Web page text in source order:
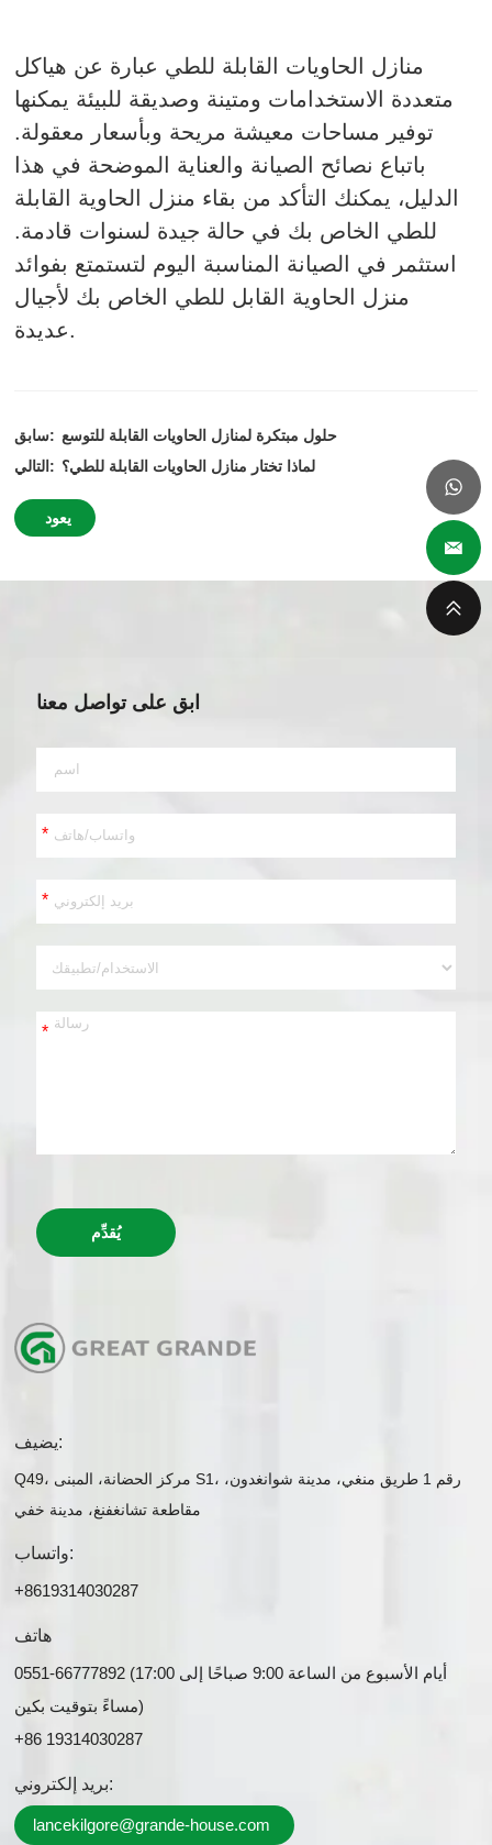
منازل الحاويات القابلة للطي عبارة عن هياكل
متعددة الاستخدامات ومتينة وصديقة للبيئة يمكنها
توفير مساحات معيشة مريحة وبأسعار معقولة.
باتباع نصائح الصيانة والعناية الموضحة في هذا
الدليل، يمكنك التأكد من بقاء منزل الحاوية القابلة
للطي الخاص بك في حالة جيدة لسنوات قادمة.
استثمر في الصيانة المناسبة اليوم لتستمتع بفوائد
منزل الحاوية القابل للطي الخاص بك لأجيال
عديدة.
سابق: حلول مبتكرة لمنازل الحاويات القابلة للتوسع
التالي: لماذا تختار منازل الحاويات القابلة للطي؟
يعود
ابق على تواصل معنا
*
*
*
يُقدِّم
يضيف:
Q49، مركز الحضانة، المبنى S1، رقم 1 طريق منغي، مدينة شوانغدون،
مقاطعة تشانغفنغ، مدينة خفي
واتساب:
+8619314030287
هاتف
0551-66777892 (أيام الأسبوع من الساعة 9:00 صباحًا إلى 17:00
مساءً بتوقيت بكين)
+86 19314030287
بريد إلكتروني:
lancekilgore@grande-house.com